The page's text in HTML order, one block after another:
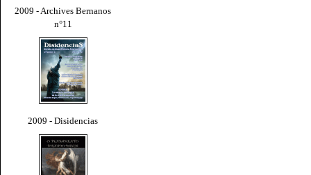
2009 - Archives Bernanos
n°11
2009 - Disidencias